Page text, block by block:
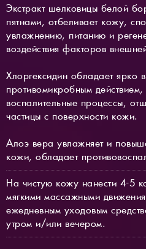
Экстракт шелковицы белой
пятнами, отбеливает кожу,
увлажнению, питанию и
воздействия факторов
Хлоргексидин обладает ярко
противомикробным действием,
воспалительные процессы,
частицы с поверхности кожи.
Алоэ вера увлажняет и
кожи, обладает
На чистую кожу нанести 4-5
мягкими массажными
ежедневным уходовым
утром и/или вечером.